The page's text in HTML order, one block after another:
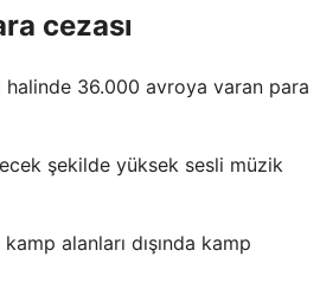
cezası
halinde 36.000 avroya varan para
şekilde yüksek sesli müzik
alanları dışında kamp